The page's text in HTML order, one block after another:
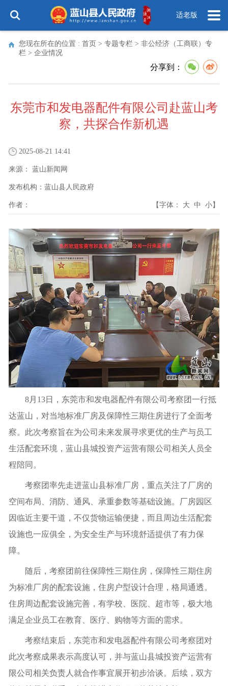
适老版
您现在所在的位置 : 首页 > 专题专栏 > 非公经济（工商联）专
栏 > 企业情况
分享到：
东莞市和发电器配件有限公司赴蓝山考
察，共探合作新机遇
2025-08-21 14:41
来源： 蓝山新闻网
发布机构： 蓝山县人民政府
作者： 【字体： 大 中 小】
8月13日，东莞市和发电器配件有限公司考察团一行抵
达蓝山，对当地标准厂房及保障性三期住房进行了全面考
察。此次考察旨在为公司未来发展寻求更优的生产与员工
生活配套环境，蓝山县城投资产运营有限公司相关人员全
程陪同。
考察团率先走进蓝山县标准厂房，重点关注了厂房的
空间布局、消防、通风、承重参数等基础设施。厂房园区
因临近主要干道，不仅货物运输便捷，而且周边生活配套
设施也一应俱全，为安全生产与环境舒适提供了有力保
障。
随后，考察团前往保障性三期住房，保障性三期住房
为标准厂房的配套设施，住房户型设计合理，格局通透。
住房周边配套设施完善，有学校、医院、超市等，极大地
满足企业员工在教育、医疗、购物等方面的需求。
考察结束后，东莞市和发电器配件有限公司考察团对
此次考察成果表示高度认可，并与蓝山县城投资产运营有
限公司相关负责人就合作事宜展开初步洽谈。后续，双方